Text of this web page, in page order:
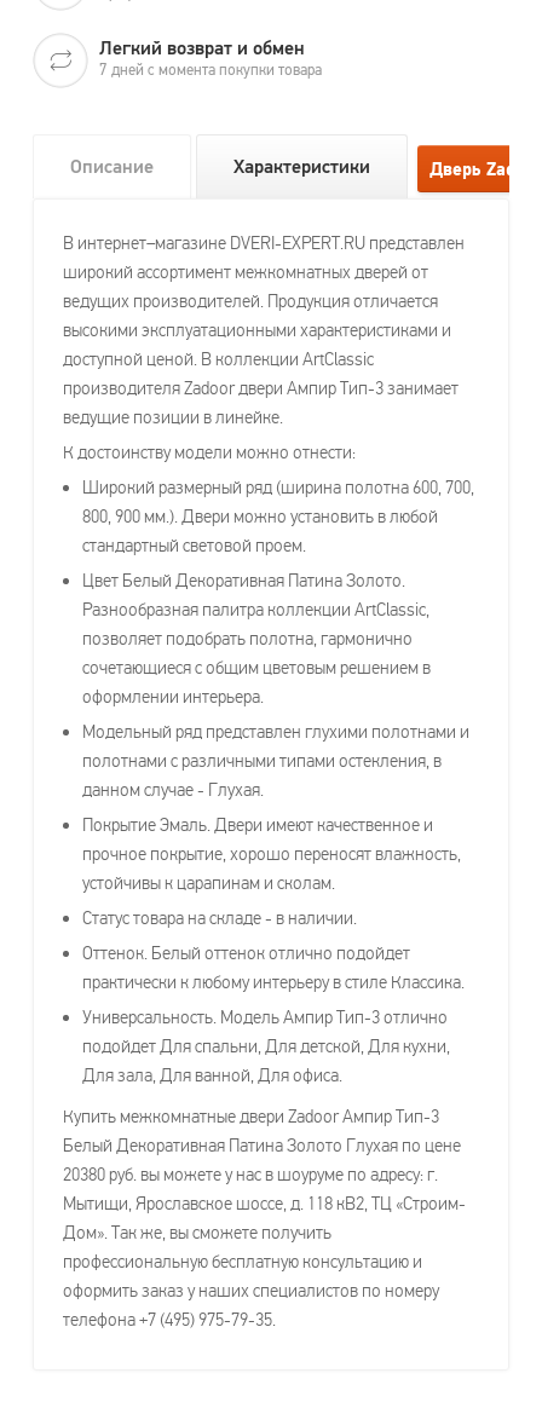
Легкий возврат и обмен
7 дней с момента покупки товара
Описание Характеристики
В интернет–магазине DVERI-EXPERT.RU представлен
широкий ассортимент межкомнатных дверей от
ведущих производителей. Продукция отличается
высокими эксплуатационными характеристиками и
доступной ценой. В коллекции ArtClassic
производителя Zadoor двери Ампир Тип-3 занимает
ведущие позиции в линейке.
К достоинству модели можно отнести:
Широкий размерный ряд (ширина полотна 600, 700,
800, 900 мм.). Двери можно установить в любой
стандартный световой проем.
Цвет Белый Декоративная Патина Золото.
Разнообразная палитра коллекции ArtClassic,
позволяет подобрать полотна, гармонично
сочетающиеся с общим цветовым решением в
оформлении интерьера.
Модельный ряд представлен глухими полотнами и
полотнами с различными типами остекления, в
данном случае - Глухая.
Покрытие Эмаль. Двери имеют качественное и
прочное покрытие, хорошо переносят влажность,
устойчивы к царапинам и сколам.
Статус товара на складе - в наличии.
Оттенок. Белый оттенок отлично подойдет
практически к любому интерьеру в стиле Классика.
Универсальность. Модель Ампир Тип-3 отлично
подойдет Для спальни, Для детской, Для кухни,
Для зала, Для ванной, Для офиса.
Купить межкомнатные двери Zadoor Ампир Тип-3
Белый Декоративная Патина Золото Глухая по цене
20380 руб. вы можете у нас в шоуруме по адресу: г.
Мытищи, Ярославское шоссе, д. 118 кВ2, ТЦ «Строим-
Дом». Так же, вы сможете получить
профессиональную бесплатную консультацию и
оформить заказ у наших специалистов по номеру
телефона +7 (495) 975-79-35.